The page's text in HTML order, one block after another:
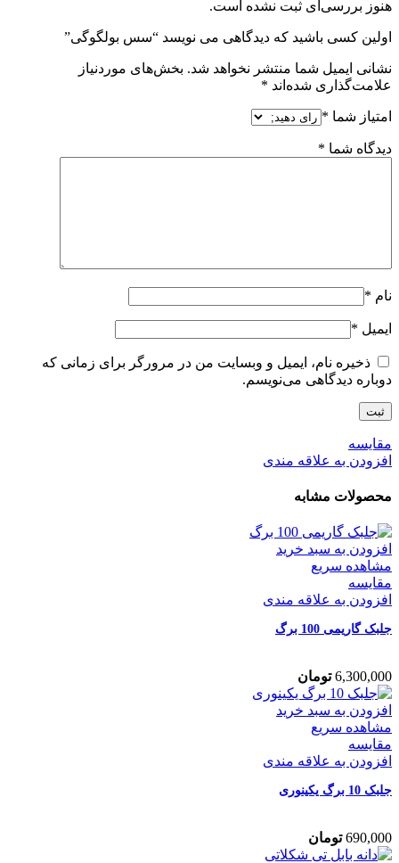
هنوز بررسی‌ای ثبت نشده است.
اولین کسی باشید که دیدگاهی می نویسد “سس بولگوگی”
نشانی ایمیل شما منتشر نخواهد شد. بخش‌های موردنیاز
علامت‌گذاری شده‌اند *
امتیاز شما *
دیدگاه شما *
نام *
ایمیل *
ذخیره نام، ایمیل و وبسایت من در مرورگر برای زمانی که
دوباره دیدگاهی می‌نویسم.
مقایسه
افزودن به علاقه مندی
محصولات مشابه
افزودن به سبد خرید
مشاهده سریع
مقایسه
افزودن به علاقه مندی
جلبک گاریمی 100 برگ
6,300,000 تومان
افزودن به سبد خرید
مشاهده سریع
مقایسه
افزودن به علاقه مندی
جلبک 10 برگ یکینوری
690,000 تومان